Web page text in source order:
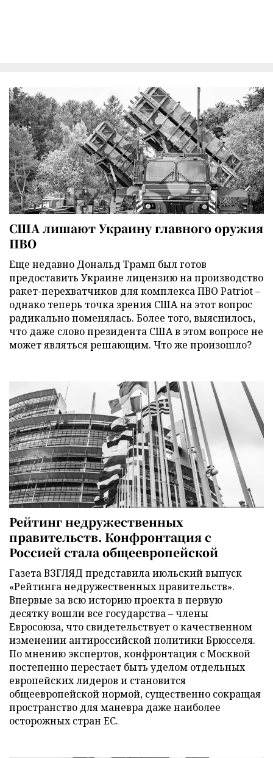
США лишают Украину главного оружия
ПВО
Еще недавно Дональд Трамп был готов
предоставить Украине лицензию на производство
ракет-перехватчиков для комплекса ПВО Patriot –
однако теперь точка зрения США на этот вопрос
радикально поменялась. Более того, выяснилось,
что даже слово президента США в этом вопросе не
может являться решающим. Что же произошло?
Рейтинг недружественных
правительств. Конфронтация с
Россией стала общеевропейской
Газета ВЗГЛЯД представила июльский выпуск
«Рейтинга недружественных правительств».
Впервые за всю историю проекта в первую
десятку вошли все государства – члены
Евросоюза, что свидетельствует о качественном
изменении антироссийской политики Брюсселя.
По мнению экспертов, конфронтация с Москвой
постепенно перестает быть уделом отдельных
европейских лидеров и становится
общеевропейской нормой, существенно сокращая
пространство для маневра даже наиболее
осторожных стран ЕС.